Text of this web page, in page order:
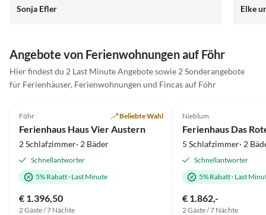
Sonja Efler Elke
Angebote von Ferienwohnungen auf Föhr
Hier findest du 2 Last Minute Angebote sowie 2 Sonderangebote
für Ferienhäuser, Ferienwohnungen und Fincas auf Föhr
Föhr Beliebte Wahl
Ferienhaus Haus Vier Austern
2 Schlafzimmer· 2 Bäder
Schnellantworter
5% Rabatt· Last Minute
€ 1.396,50
2 Gäste / 7 Nächte
Nieblum
Ferienhaus Das
5 Schlafzimmer· 2
Schnellantworter
5% Rabatt· Last
€ 1.862,-
2 Gäste / 7 Nächte